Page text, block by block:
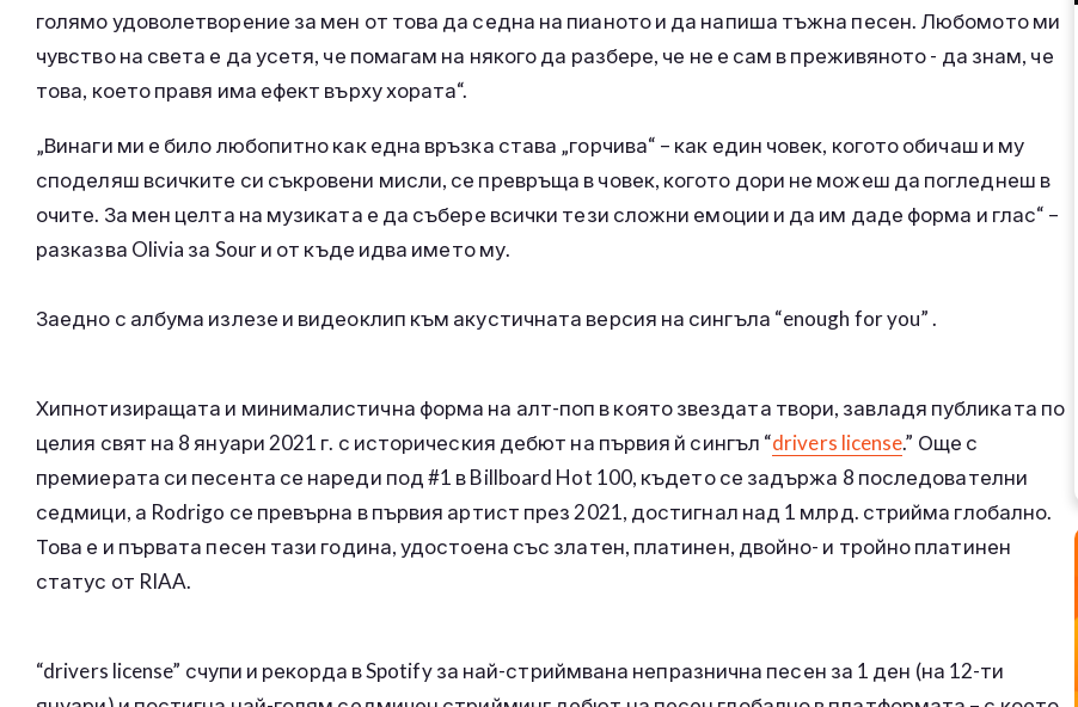
голямо удоволетворение за мен от това да седна на пианото и да напиша тъжна песен. Любомото ми
чувство на света е да усетя, че помагам на някого да разбере, че не е сам в преживяното - да знам, че
това, което правя има ефект върху хората“.
„Винаги ми е било любопитно как една връзка става „горчива“ – как един човек, когото обичаш и му
споделяш всичките си съкровени мисли, се превръща в човек, когото дори не можеш да погледнеш в
очите. За мен целта на музиката е да събере всички тези сложни емоции и да им даде форма и глас“ –
разказва Olivia за Sour и от къде идва името му.
Заедно с албума излезе и видеоклип към акустичната версия на сингъла “enough for you” .
Хипнотизиращата и минималистична форма на алт-поп в която звездата твори, завладя публиката по
целия свят на 8 януари 2021 г. с историческия дебют на първия й сингъл “drivers license.” Още с
премиерата си песента се нареди под #1 в Billboard Hot 100, където се задържа 8 последователни
седмици, а Rodrigo се превърна в първия артист през 2021, достигнал над 1 млрд. стрийма глобално.
Това е и първата песен тази година, удостоена със златен, платинен, двойно- и тройно платинен
статус от RIAA.
“drivers license” счупи и рекорда в Spotify за най-стриймвана непразнична песен за 1 ден (на 12-ти